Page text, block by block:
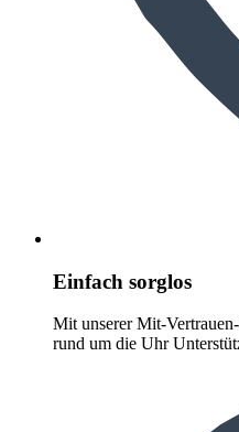
Einfach sorglos
Mit unserer Mit-
rund um die Uhr